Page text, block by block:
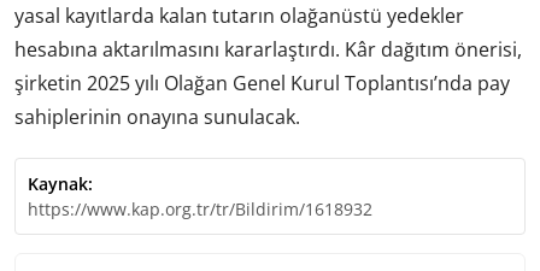
yasal kayıtlarda kalan tutarın olağanüstü yedekler
hesabına aktarılmasını kararlaştırdı. Kâr dağıtım önerisi,
şirketin 2025 yılı Olağan Genel Kurul Toplantısı’nda pay
sahiplerinin onayına sunulacak.
Kaynak:
https://www.kap.org.tr/tr/Bildirim/1618932